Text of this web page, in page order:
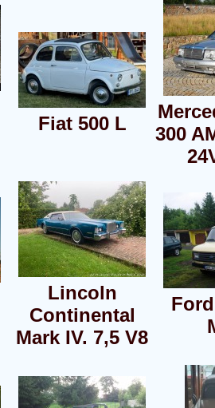
Fiat 500 L
300
Lincoln
Continental
Mark IV. 7,5 V8